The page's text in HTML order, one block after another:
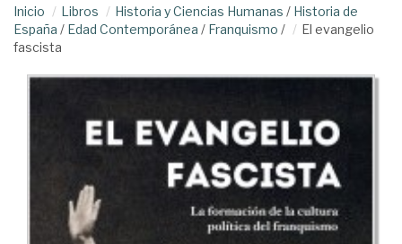
Inicio Libros Historia y Ciencias Humanas / Historia de
España / Edad Contemporánea / Franquismo /
El evangelio
fascista